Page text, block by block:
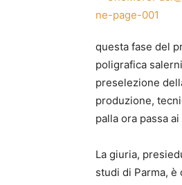
questa fase del
poligrafica
preselezione
produzione,
palla ora passa
La giuria,
studi di Parma, è